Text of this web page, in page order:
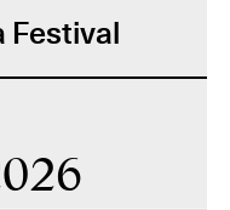
Festival